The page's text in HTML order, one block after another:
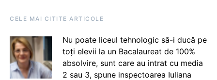
CELE MAI CITITE ARTICOLE
Nu poate liceul tehnologic să-i ducă pe
toți elevii la un Bacalaureat de 100%
absolvire, sunt care au intrat cu media
2 sau 3, spune inspectoarea Iuliana